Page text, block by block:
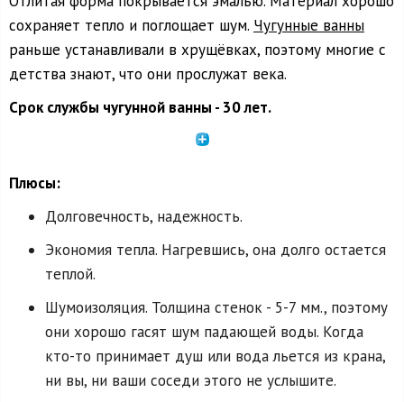
сохраняет тепло и поглощает шум. Чугунные ванны
раньше устанавливали в хрущёвках, поэтому многие с
детства знают, что они прослужат века.
Срок службы чугунной ванны - 30 лет.
Плюсы:
Долговечность, надежность.
Экономия тепла. Нагревшись, она долго остается
теплой.
Шумоизоляция. Толщина стенок - 5-7 мм., поэтому
они хорошо гасят шум падающей воды. Когда
кто-то принимает душ или вода льется из крана,
ни вы, ни ваши соседи этого не услышите.